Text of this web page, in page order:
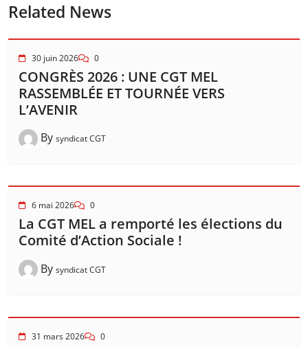
Related News
30 juin 2026 0
CONGRÈS 2026 : UNE CGT MEL
RASSEMBLÉE ET TOURNÉE VERS
L’AVENIR
By syndicat CGT
6 mai 2026 0
La CGT MEL a remporté les élections du
Comité d’Action Sociale !
By syndicat CGT
31 mars 2026 0